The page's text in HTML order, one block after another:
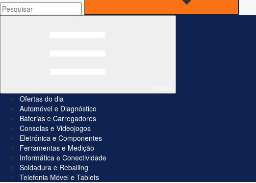
Ofertas do dia
Automóvel e Diagnóstico
Baterias e Carregadores
Consolas e Videojogos
Eletrónica e Componentes
Ferramentas e Medição
Informática e Conectividade
Soldadura e Reballing
Telefonia Móvel e Tablets